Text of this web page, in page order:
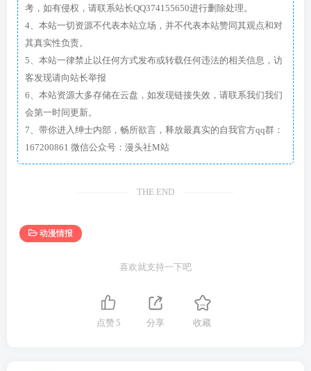
考，如有侵权，请联系站长QQ374155650进行删除处理。
4、本站一切资源不代表本站立场，并不代表本站赞同其观点和对
其真实性负责。
5、本站一律禁止以任何方式发布或转载任何违法的相关信息，访
客发现请向站长举报
6、本站资源大多存储在云盘，如发现链接失效，请联系我们我们
会第一时间更新。
7、带你进入绅士内部，畅所欲言，释放最真实的自我官方qq群：
167200861 微信公众号：漫头社M站
THE END
动漫情报
喜欢就支持一下吧
点赞 5 分享 收藏